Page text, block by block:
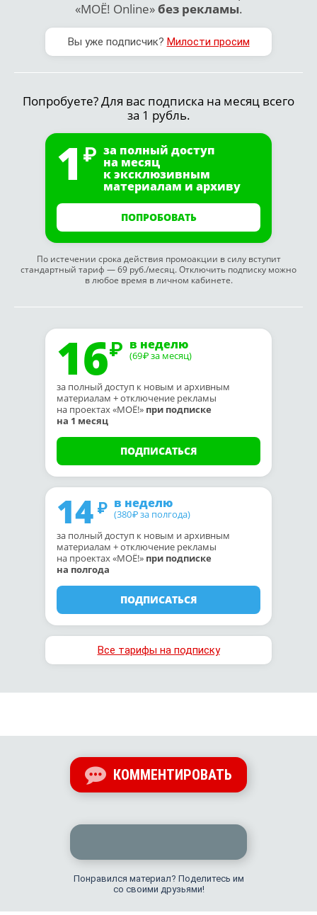
«МОЁ! Online»без рекламы.
Вы уже подписчик? Милости просим
Попробуете? Для вас подписка на месяц всего
за 1 рубль.
1 за полный доступ
на месяц
к эксклюзивным
материалам и архиву
ПОПРОБОВАТЬ
По истечении срока действия промоакции в силу вступит
стандартный тариф — 69 руб./месяц. Отключить подписку можно
в любое время в личном кабинете.
16 в неделю
(69₽ за месяц)
за полный доступ к новым и архивным
материалам + отключение рекламы
на проектах «МОЁ!» при подписке
на 1 месяц
ПОДПИСАТЬСЯ
14 в неделю
(380₽ за полгода)
за полный доступ к новым и архивным
материалам + отключение рекламы
на проектах «МОЁ!» при подписке
на полгода
ПОДПИСАТЬСЯ
Все тарифы на подписку
КОММЕНТИРОВАТЬ
Понравился материал? Поделитесь им
со своими друзьями!